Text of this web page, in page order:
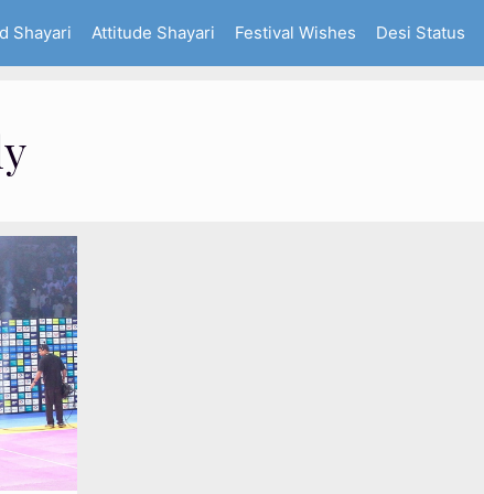
Shayari Attitude Shayari Festival Wishes Desi Status